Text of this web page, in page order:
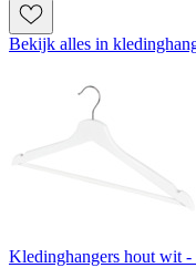
Bekijk alles in
Kledinghangers hout wit -